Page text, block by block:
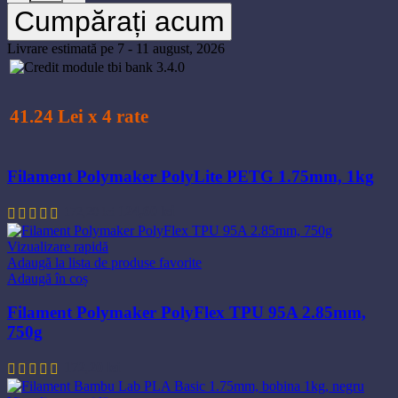
produsului.
Cumpărați acum
Livrare estimată pe 7 - 11 august, 2026
41.24 Lei x 4 rate
Filament Polymaker PolyLite PETG 1.75mm, 1kg
inițial
a
fost:
172,20 lei.
curent
este:
124,60 lei.
Vizualizare rapidă
Adaugă la lista de produse favorite
Adaugă în coș
Filament Polymaker PolyFlex TPU 95A 2.85mm,
750g